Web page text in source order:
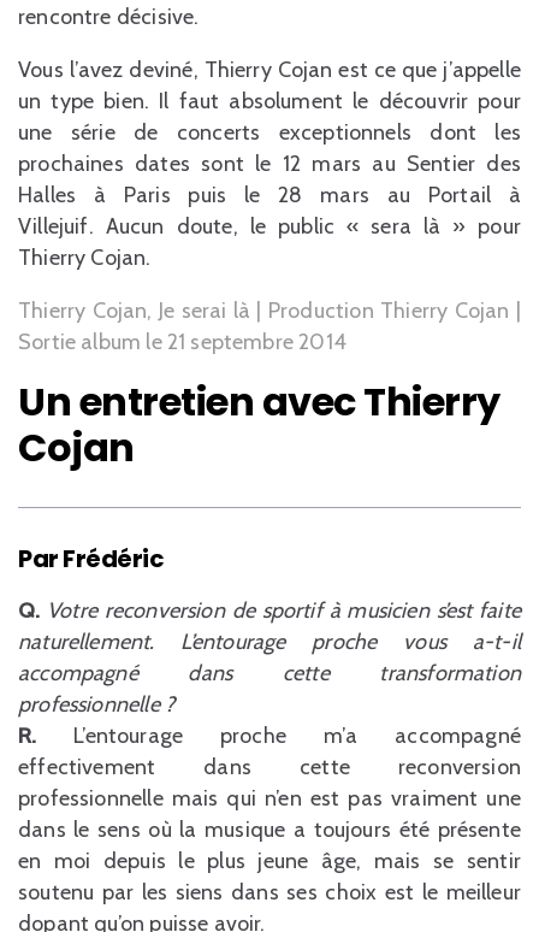
rencontre décisive.
Vous l’avez deviné, Thierry Cojan est ce que j’appelle
un type bien. Il faut absolument le découvrir pour
une série de concerts exceptionnels dont les
prochaines dates sont le 12 mars au Sentier des
Halles à Paris puis le 28 mars au Portail à
Villejuif. Aucun doute, le public « sera là » pour
Thierry Cojan.
Thierry Cojan, Je serai là | Production Thierry Cojan |
Sortie album le 21 septembre 2014
Un entretien avec Thierry
Cojan
Par Frédéric
Q. Votre reconversion de sportif à musicien s’est faite
naturellement. L’entourage proche vous a-t-il
accompagné dans cette transformation
professionnelle ?
R. L’entourage proche m’a accompagné
effectivement dans cette reconversion
professionnelle mais qui n’en est pas vraiment une
dans le sens où la musique a toujours été présente
en moi depuis le plus jeune âge, mais se sentir
soutenu par les siens dans ses choix est le meilleur
dopant qu’on puisse avoir.